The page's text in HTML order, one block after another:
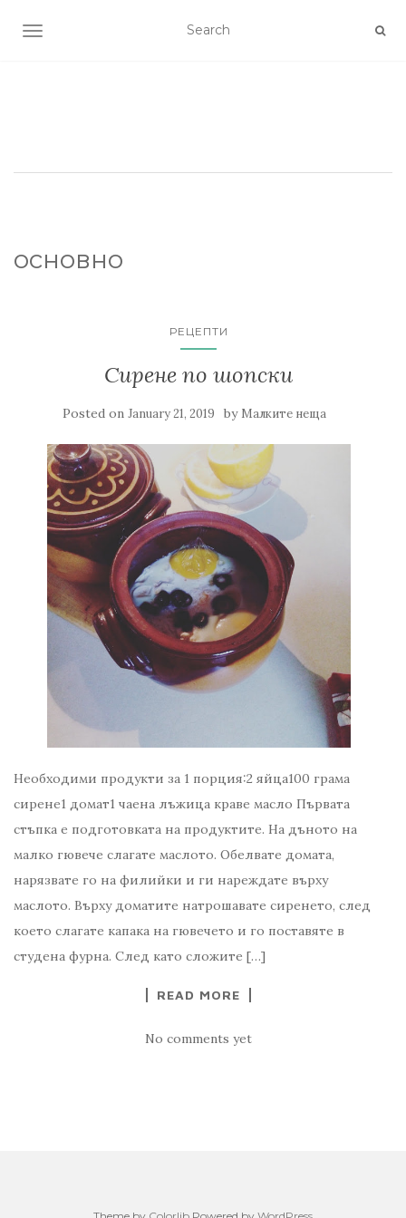
TOGGLE NAVIGATION
основно
РЕЦЕПТИ
Сирене по шопски
Posted on January 21, 2019 by Малките неща
Необходими продукти за 1 порция:2 яйца100 грама
сирене1 домат1 чаена лъжица краве масло Първата
стъпка е подготовката на продуктите. На дъното на
малко гювече слагате маслото. Обелвате домата,
нарязвате го на филийки и ги нареждате върху
маслото. Върху доматите натрошавате сиренето, след
което слагате капака на гювечето и го поставяте в
студена фурна. След като сложите […]
READ MORE
No comments yet